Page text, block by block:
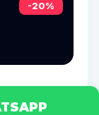
-20%